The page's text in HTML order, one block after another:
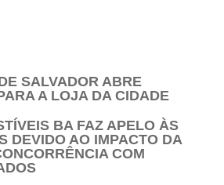
SALVADOR ABRE
A LOJA DA CIDADE
BA FAZ APELO ÀS
DEVIDO AO IMPACTO DA
COM